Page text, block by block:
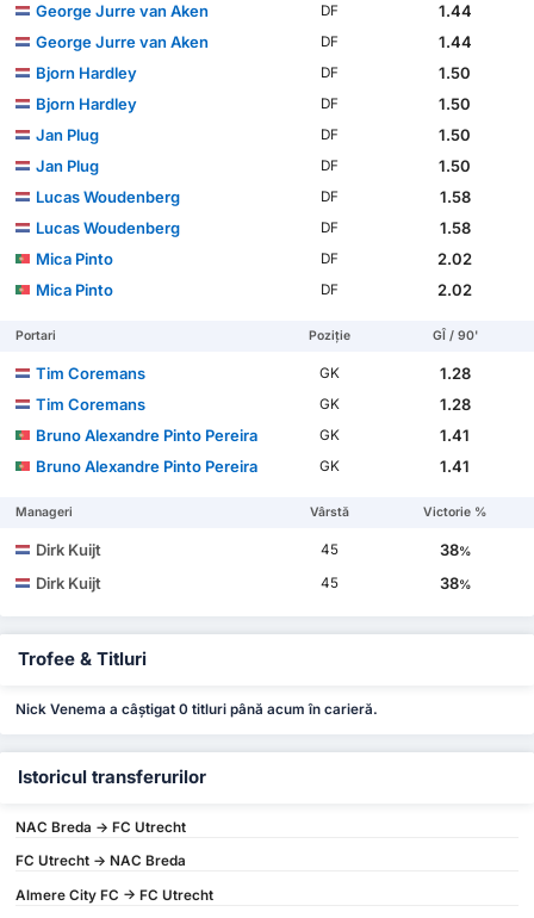
George Jurre van Aken
DF
1.44
George Jurre van Aken
DF
1.44
Bjorn Hardley
DF
1.50
Bjorn Hardley
DF
1.50
Jan Plug
DF
1.50
Jan Plug
DF
1.50
Lucas Woudenberg
DF
1.58
Lucas Woudenberg
DF
1.58
Mica Pinto
DF
2.02
Mica Pinto
DF 2.02
Portari Poziție GÎ / 90'
Tim Coremans GK
1.28
Tim Coremans
GK
1.28
Bruno Alexandre Pinto Pereira
GK
1.41
Bruno Alexandre Pinto Pereira
GK 1.41
Manageri Vârstă Victorie %
Dirk Kuijt 45 38%
Dirk Kuijt 45 38%
Trofee & Titluri
Nick Venema a câștigat 0 titluri până acum în carieră.
Istoricul transferurilor
NAC Breda -> FC Utrecht
FC Utrecht -> NAC Breda
Almere City FC -> FC Utrecht